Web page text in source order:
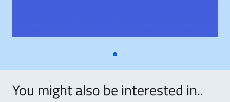
You might also be interested in..